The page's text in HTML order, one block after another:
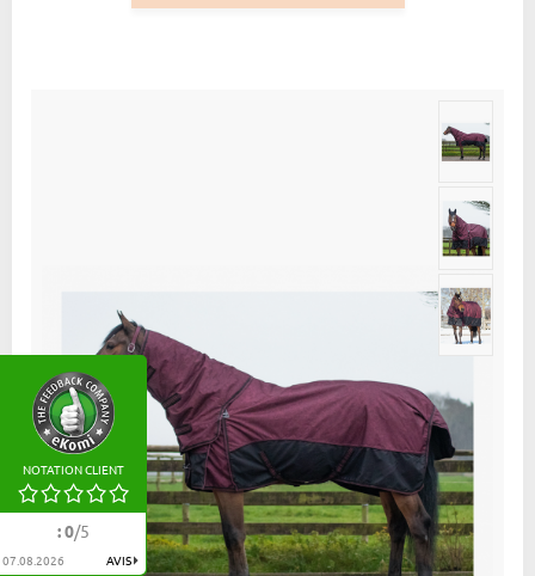
NOTATION CLIENT
:0/5
07.08.2026 AVIS